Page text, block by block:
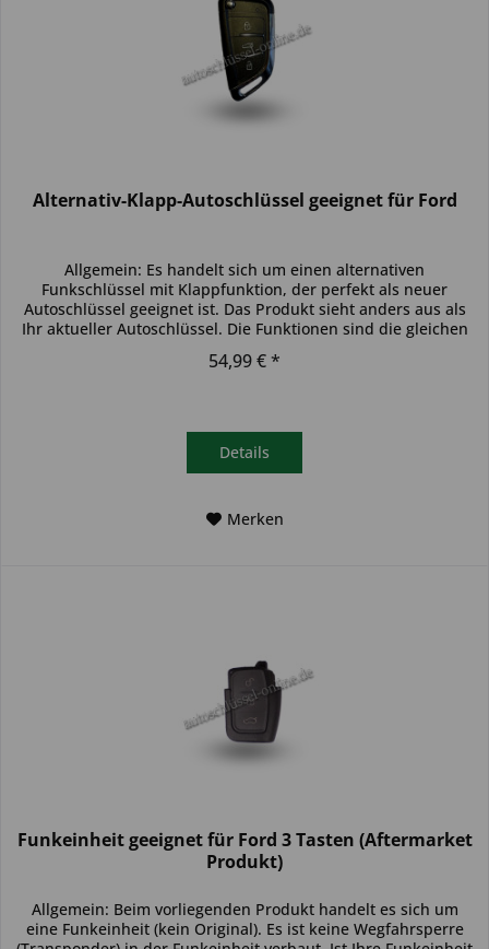
Alternativ-Klapp-Autoschlüssel geeignet für Ford
Allgemein: Es handelt sich um einen alternativen
Funkschlüssel mit Klappfunktion, der perfekt als neuer
Autoschlüssel geeignet ist. Das Produkt sieht anders aus als
Ihr aktueller Autoschlüssel. Die Funktionen sind die gleichen
54,99 € *
Details
Merken
Funkeinheit geeignet für Ford 3 Tasten (Aftermarket
Produkt)
Allgemein: Beim vorliegenden Produkt handelt es sich um
eine Funkeinheit (kein Original). Es ist keine Wegfahrsperre